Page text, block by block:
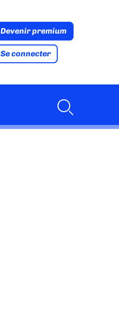
Devenir premium
Se connecter